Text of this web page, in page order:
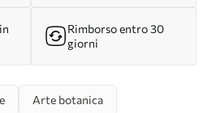
Rimborso entro 30
giorni
Arte botanica